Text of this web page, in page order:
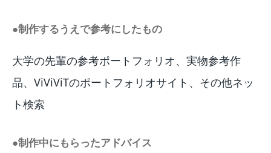
●制作するうえで参考にしたもの
大学の先輩の参考ポートフォリオ、実物参考作
品、ViViViTのポートフォリオサイト、その他ネッ
ト検索
●制作中にもらったアドバイス